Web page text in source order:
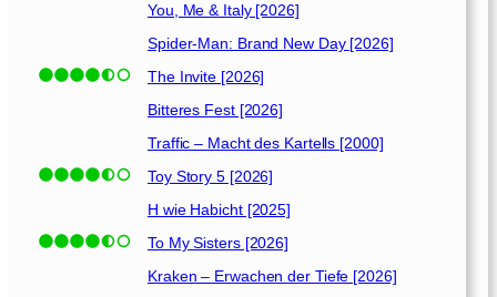
You, Me & Italy [2026]
Spider-Man: Brand New Day [2026]
The Invite [2026]
Bitteres Fest [2026]
Traffic – Macht des Kartells [2000]
Toy Story 5 [2026]
H wie Habicht [2025]
To My Sisters [2026]
Kraken – Erwachen der Tiefe [2026]